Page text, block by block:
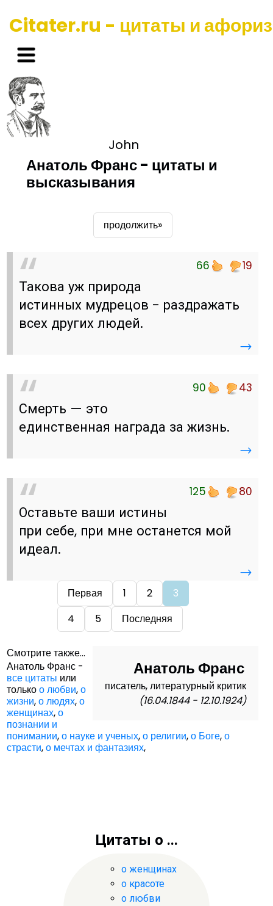
Citater.ru - цитаты и
John
Анатоль Франс - цитаты и
высказывания
продолжить»
66 19
Такова уж природа
истинных мудрецов - раздражать
всех других людей.
→
90 43
Смерть — это
единственная награда за жизнь.
→
125 80
Оставьте ваши истины
при себе, при мне останется мой
идеал.
→
Первая 1 2
3
4
5 Последняя
Анатоль Франс
писатель, литературный критик
(16.04.1844 - 12.10.1924)
Смотрите также...
Анатоль Франс -
все цитаты или
толькоо любви,о
жизни,о людях,о
женщинах,о
познании и
понимании,о науке и ученых,о религии,о Боге,о
страсти,о мечтах и фантазиях,
Цитаты о ...
о женщинах
о красоте
о любви